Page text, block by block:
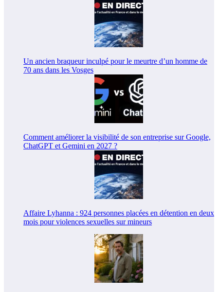
Un ancien braqueur inculpé pour le meurtre d’un homme de
70 ans dans les Vosges
Comment améliorer la visibilité de son entreprise sur Google,
ChatGPT et Gemini en 2027 ?
Affaire Lyhanna : 924 personnes placées en détention en deux
mois pour violences sexuelles sur mineurs